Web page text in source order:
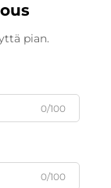
pian.
0/100
0/100